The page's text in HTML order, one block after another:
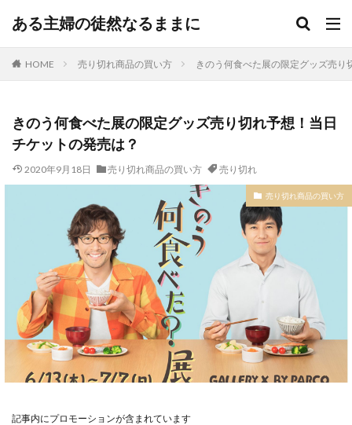
ある主婦の徒然なるままに
HOME 売り切れ商品の買い方 きのう何食べた展の限定グッズ売
きのう何食べた展の限定グッズ売り切れ予想！当日
チケットの発売は？
2020年9月18日 売り切れ商品の買い方 売り切れ
売り切れ商品の買い方
記事内にプロモーションが含まれています